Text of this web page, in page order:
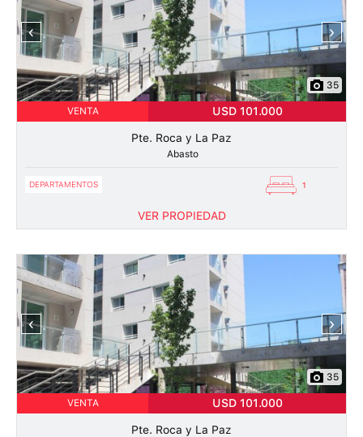
‹ ›
35
VENTA USD 101.000
Pte. Roca y La Paz
Abasto
DEPARTAMENTOS 1
VER PROPIEDAD
‹ ›
35
VENTA USD 101.000
Pte. Roca y La Paz